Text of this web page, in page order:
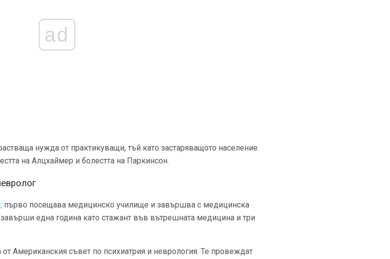
ad
нужда от практикуващи, тъй като застаряващото население
на Алцхаймер и болестта на Паркинсон.
първо посещава медицинско училище и завършва с медицинска
една година като стажант във вътрешната медицина и три
Американския съвет по психиатрия и неврология. Те провеждат